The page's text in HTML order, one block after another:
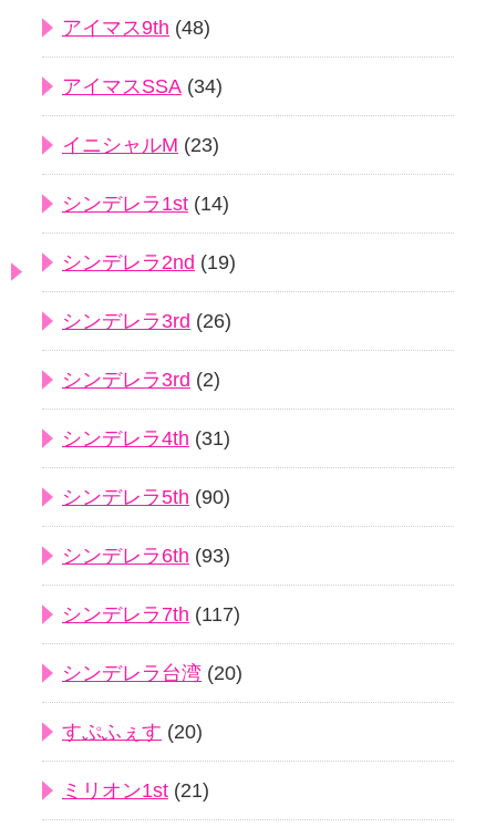
アイマス9th (48)
アイマスSSA (34)
イニシャルM (23)
シンデレラ1st (14)
シンデレラ2nd (19)
シンデレラ3rd (26)
シンデレラ3rd (2)
シンデレラ4th (31)
シンデレラ5th (90)
シンデレラ6th (93)
シンデレラ7th (117)
シンデレラ台湾 (20)
すぷふぇす (20)
ミリオン1st (21)